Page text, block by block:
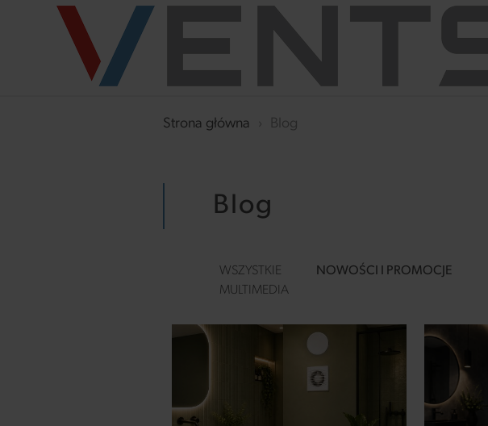
Strona główna › Blog
Blog
WSZYSTKIE NOWOŚCI I PROMOCJE
MULTIMEDIA